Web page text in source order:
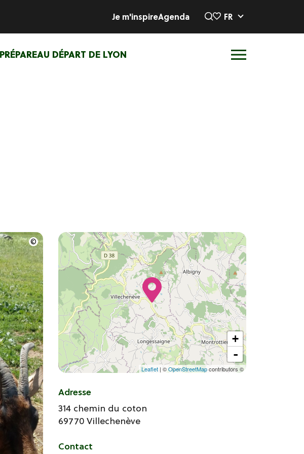
AU DÉPART DE LYON
Je m'inspireAgenda FR
+
-
Leaflet | ©OpenStreetMapcontributors ©
Adresse
314 chemin du coton
69770 Villechenève
Contact